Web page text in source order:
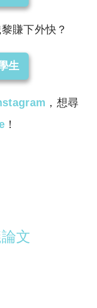
賺下外快？
生
，想尋
！
文